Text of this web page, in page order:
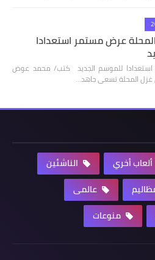
عرض مستمر استعدادا
للموسم الجديد كتب/ محمد عوض
غزل المحلة تسعى جاهد…
ألعاب أخري
الناشئين
عالمى
منوعات